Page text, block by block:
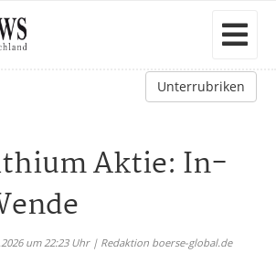
Unterrubriken
Aktie: In-
um 22:23 Uhr | Redaktion boerse-global.de